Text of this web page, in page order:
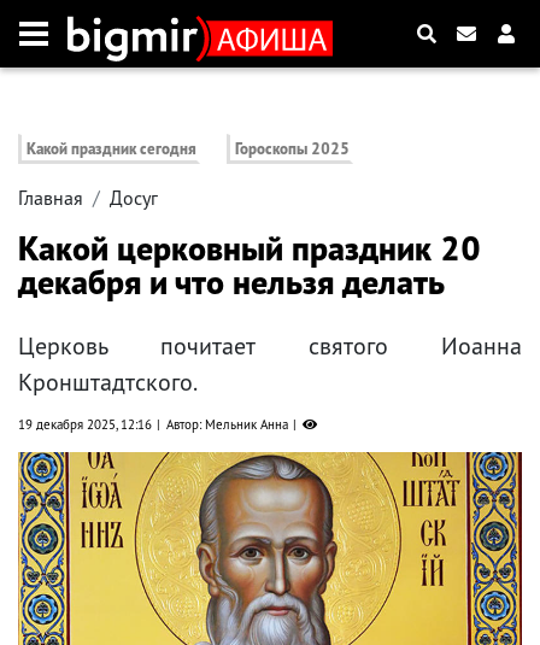
Какой праздник сегодня Гороскопы 2025
Главная Досуг
Какой церковный праздник 20
декабря и что нельзя делать
Церковь почитает святого Иоанна
Кронштадтского.
19 декабря 2025, 12:16 Автор: Мельник Анна